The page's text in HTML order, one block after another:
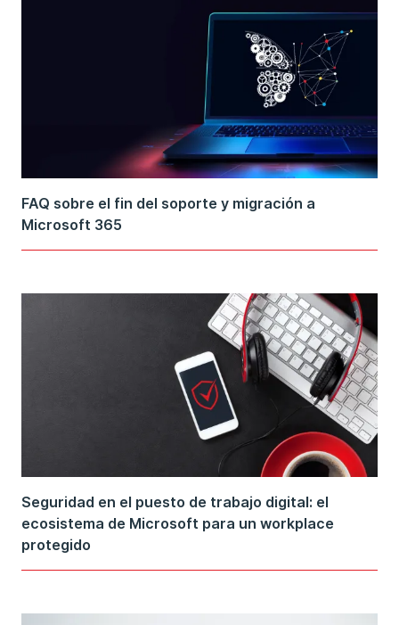
FAQ sobre el fin del soporte y migración a
Microsoft 365
Seguridad en el puesto de trabajo digital: el
ecosistema de Microsoft para un workplace
protegido